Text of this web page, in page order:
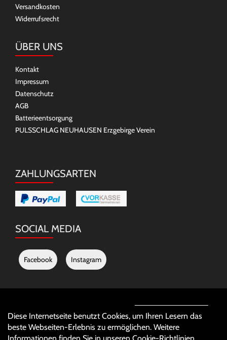
Versandkosten
Widerrufsrecht
ÜBER UNS
Kontakt
Impressum
Datenschutz
AGB
Batterieentsorgung
PULSSCHLAG NEUHAUSEN Erzgebirge Verein
ZAHLUNGSARTEN
SOCIAL MEDIA
Facebook Instagram
Diese Internetseite benutzt Cookies, um Ihren Lesern das
beste Webseiten-Erlebnis zu ermöglichen. Weitere
Auftrag widerrufen